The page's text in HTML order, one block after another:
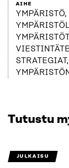
AIHE
Tutustu
JULKAISU